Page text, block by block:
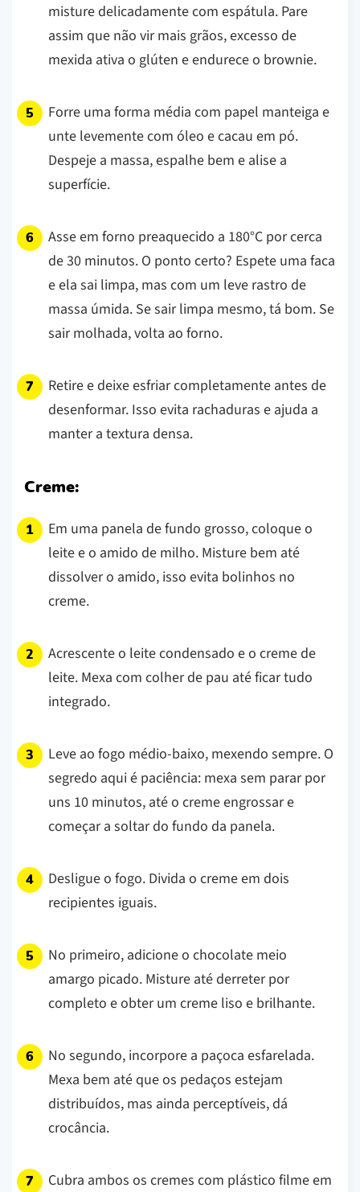
misture delicadamente com espátula. Pare
assim que não vir mais grãos, excesso de
mexida ativa o glúten e endurece o brownie.
Forre uma forma média com papel manteiga e
unte levemente com óleo e cacau em pó.
Despeje a massa, espalhe bem e alise a
superfície.
Asse em forno preaquecido a 180°C por cerca
de 30 minutos. O ponto certo? Espete uma faca
e ela sai limpa, mas com um leve rastro de
massa úmida. Se sair limpa mesmo, tá bom. Se
sair molhada, volta ao forno.
Retire e deixe esfriar completamente antes de
desenformar. Isso evita rachaduras e ajuda a
manter a textura densa.
Creme:
Em uma panela de fundo grosso, coloque o
leite e o amido de milho. Misture bem até
dissolver o amido, isso evita bolinhos no
creme.
Acrescente o leite condensado e o creme de
leite. Mexa com colher de pau até ficar tudo
integrado.
Leve ao fogo médio-baixo, mexendo sempre. O
segredo aqui é paciência: mexa sem parar por
uns 10 minutos, até o creme engrossar e
começar a soltar do fundo da panela.
Desligue o fogo. Divida o creme em dois
recipientes iguais.
No primeiro, adicione o chocolate meio
amargo picado. Misture até derreter por
completo e obter um creme liso e brilhante.
No segundo, incorpore a paçoca esfarelada.
Mexa bem até que os pedaços estejam
distribuídos, mas ainda perceptíveis, dá
crocância.
Cubra ambos os cremes com plástico filme em